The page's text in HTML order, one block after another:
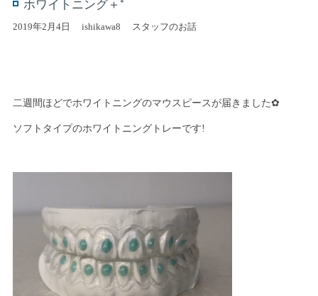
ホワイトニング＋⁺
2019年2月4日 ishikawa8 スタッフのお話
二週間ほどでホワイトニングのマウスピースが届きました✿
ソフトタイプのホワイトニングトレーです!